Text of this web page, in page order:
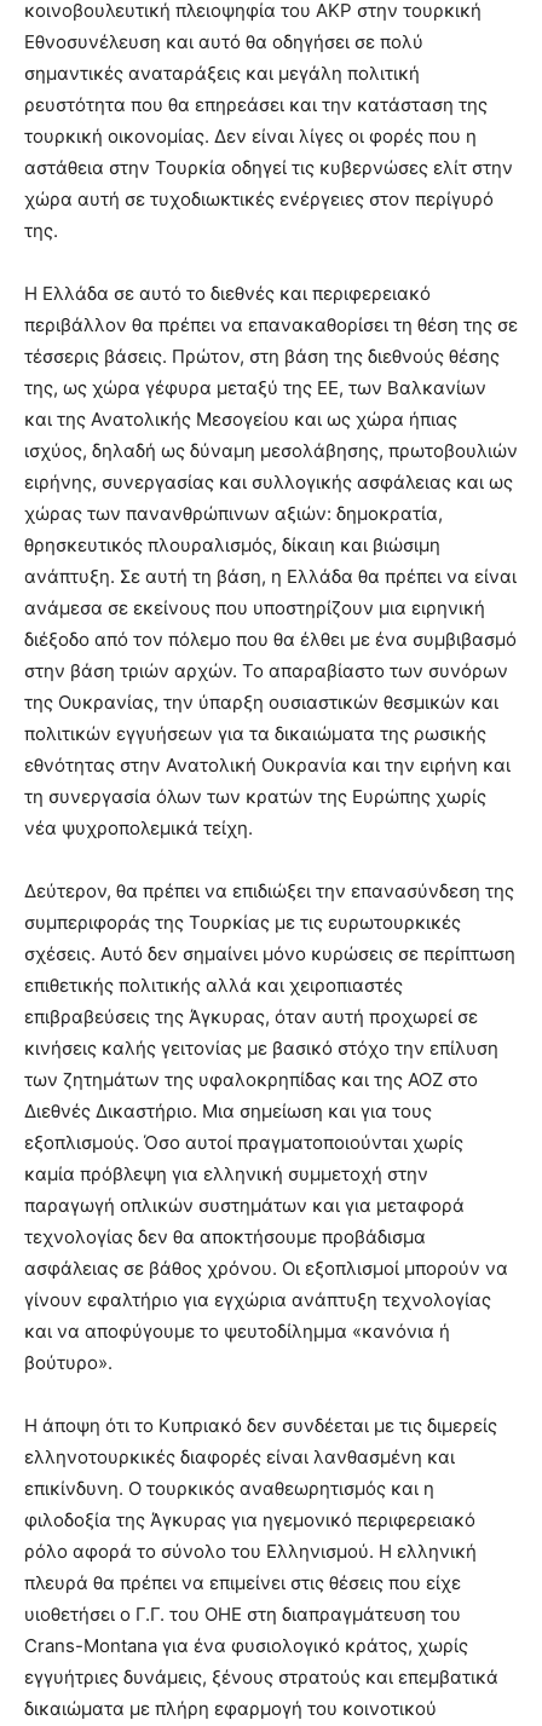
κοινοβουλευτική πλειοψηφία του ΑΚΡ στην τουρκική
Εθνοσυνέλευση και αυτό θα οδηγήσει σε πολύ
σημαντικές αναταράξεις και μεγάλη πολιτική
ρευστότητα που θα επηρεάσει και την κατάσταση της
τουρκική οικονομίας. Δεν είναι λίγες οι φορές που η
αστάθεια στην Τουρκία οδηγεί τις κυβερνώσες ελίτ στην
χώρα αυτή σε τυχοδιωκτικές ενέργειες στον περίγυρό
της.
Η Ελλάδα σε αυτό το διεθνές και περιφερειακό
περιβάλλον θα πρέπει να επανακαθορίσει τη θέση της σε
τέσσερις βάσεις. Πρώτον, στη βάση της διεθνούς θέσης
της, ως χώρα γέφυρα μεταξύ της ΕΕ, των Βαλκανίων
και της Ανατολικής Μεσογείου και ως χώρα ήπιας
ισχύος, δηλαδή ως δύναμη μεσολάβησης, πρωτοβουλιών
ειρήνης, συνεργασίας και συλλογικής ασφάλειας και ως
χώρας των πανανθρώπινων αξιών: δημοκρατία,
θρησκευτικός πλουραλισμός, δίκαιη και βιώσιμη
ανάπτυξη. Σε αυτή τη βάση, η Ελλάδα θα πρέπει να είναι
ανάμεσα σε εκείνους που υποστηρίζουν μια ειρηνική
διέξοδο από τον πόλεμο που θα έλθει με ένα συμβιβασμό
στην βάση τριών αρχών. Το απαραβίαστο των συνόρων
της Ουκρανίας, την ύπαρξη ουσιαστικών θεσμικών και
πολιτικών εγγυήσεων για τα δικαιώματα της ρωσικής
εθνότητας στην Ανατολική Ουκρανία και την ειρήνη και
τη συνεργασία όλων των κρατών της Ευρώπης χωρίς
νέα ψυχροπολεμικά τείχη.
Δεύτερον, θα πρέπει να επιδιώξει την επανασύνδεση της
συμπεριφοράς της Τουρκίας με τις ευρωτουρκικές
σχέσεις. Αυτό δεν σημαίνει μόνο κυρώσεις σε περίπτωση
επιθετικής πολιτικής αλλά και χειροπιαστές
επιβραβεύσεις της Άγκυρας, όταν αυτή προχωρεί σε
κινήσεις καλής γειτονίας με βασικό στόχο την επίλυση
των ζητημάτων της υφαλοκρηπίδας και της ΑΟΖ στο
Διεθνές Δικαστήριο. Μια σημείωση και για τους
εξοπλισμούς. Όσο αυτοί πραγματοποιούνται χωρίς
καμία πρόβλεψη για ελληνική συμμετοχή στην
παραγωγή οπλικών συστημάτων και για μεταφορά
τεχνολογίας δεν θα αποκτήσουμε προβάδισμα
ασφάλειας σε βάθος χρόνου. Οι εξοπλισμοί μπορούν να
γίνουν εφαλτήριο για εγχώρια ανάπτυξη τεχνολογίας
και να αποφύγουμε το ψευτοδίλημμα «κανόνια ή
βούτυρο».
Η άποψη ότι το Κυπριακό δεν συνδέεται με τις διμερείς
ελληνοτουρκικές διαφορές είναι λανθασμένη και
επικίνδυνη. Ο τουρκικός αναθεωρητισμός και η
φιλοδοξία της Άγκυρας για ηγεμονικό περιφερειακό
ρόλο αφορά το σύνολο του Ελληνισμού. Η ελληνική
πλευρά θα πρέπει να επιμείνει στις θέσεις που είχε
υιοθετήσει ο Γ.Γ. του ΟΗΕ στη διαπραγμάτευση του
Crans-Montana για ένα φυσιολογικό κράτος, χωρίς
εγγυήτριες δυνάμεις, ξένους στρατούς και επεμβατικά
δικαιώματα με πλήρη εφαρμογή του κοινοτικού